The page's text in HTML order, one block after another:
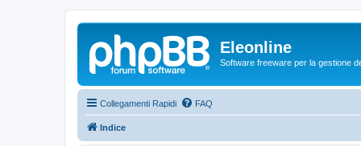
Eleonline
Software freeware per la gestione
Collegamenti Rapidi FAQ
Indice